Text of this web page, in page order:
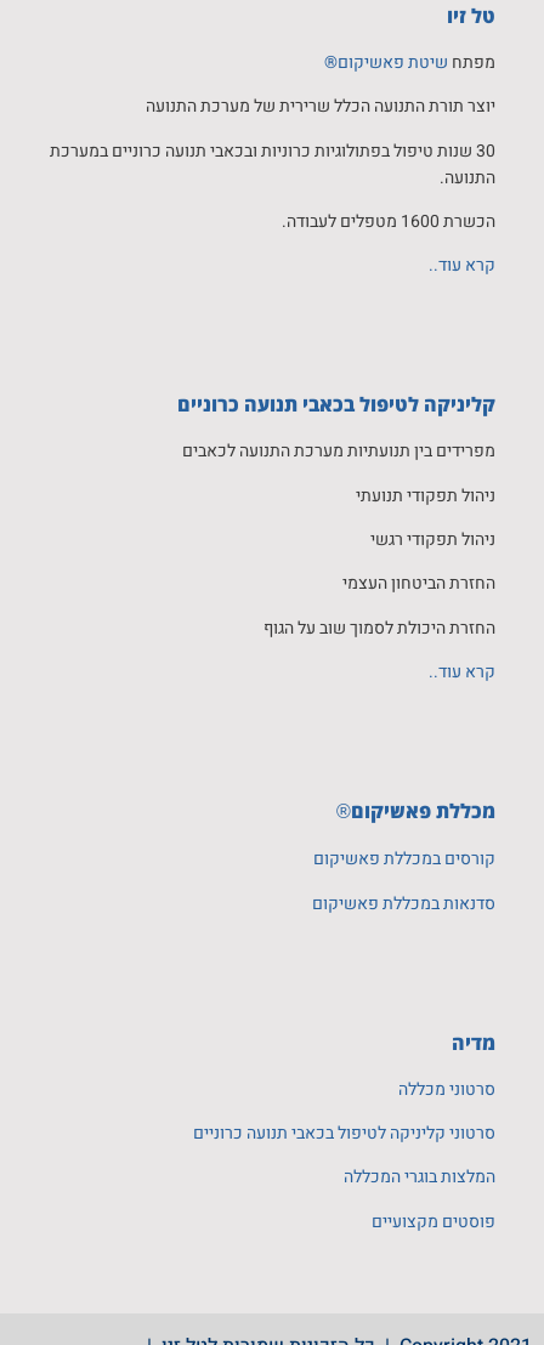
טל זיו
מפתח שיטת פאשיקום®
יוצר תורת התנועה הכלל שרירית של מערכת התנועה
30 שנות טיפול בפתולוגיות כרוניות ובכאבי תנועה כרוניים במערכת
התנועה.
הכשרת 1600 מטפלים לעבודה.
קרא עוד..
קליניקה לטיפול בכאבי תנועה כרוניים
מפרידים בין תנועתיות מערכת התנועה לכאבים
ניהול תפקודי תנועתי
ניהול תפקודי רגשי
החזרת הביטחון העצמי
החזרת היכולת לסמוך שוב על הגוף
קרא עוד..
מכללת פאשיקום®
קורסים במכללת פאשיקום
סדנאות במכללת פאשיקום
מדיה
סרטוני מכללה
סרטוני קליניקה לטיפול בכאבי תנועה כרוניים
המלצות בוגרי המכללה
פוסטים מקצועיים